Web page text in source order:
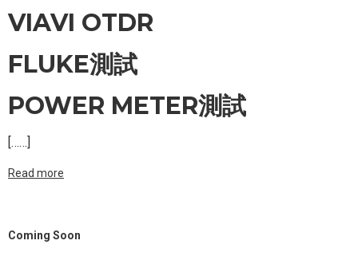
VIAVI OTDR
FLUKE測試
POWER METER測試
[……]
Read more
Coming Soon